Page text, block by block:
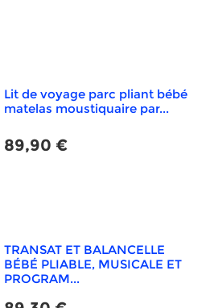
Lit de voyage parc pliant bébé
matelas moustiquaire par...
89,90 €
TRANSAT ET BALANCELLE
BÉBÉ PLIABLE, MUSICALE ET
PROGRAM...